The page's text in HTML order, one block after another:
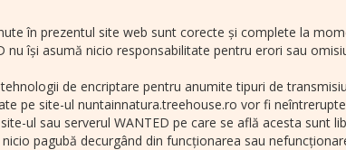
în prezentul site web sunt corecte și complete la
își asumă nicio responsabilitate pentru erori sau
de encriptare pentru anumite tipuri de
pe site-ul nuntainnatura.treehouse.ro vor fi
ul sau serverul WANTED pe care se află acesta sunt
pagubă decurgând din funcționarea sau